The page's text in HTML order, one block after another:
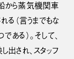
から蒸気機関車
（言うまでもな
ある）。そして、
され、スタッフ